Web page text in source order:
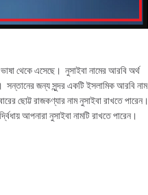
থেকে এসেছে। নুসাইবা নামের আরবি অর্থ
সন্তানের জন্য সুন্দর একটি ইসলামিক আরবি নাম
ছোট্ট রাজকণ্যার নাম নুসাইবা রাখতে পারেন।
আপনারা নুসাইবা নামটি রাখতে পারেন।